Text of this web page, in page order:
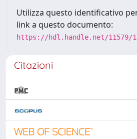
Utilizza questo identificativo
link a questo documento:
https://hdl.handle.net/11579/
Citazioni